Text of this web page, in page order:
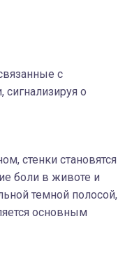
с
о
стенки становятся
боли в животе и
темной полосой,
основным